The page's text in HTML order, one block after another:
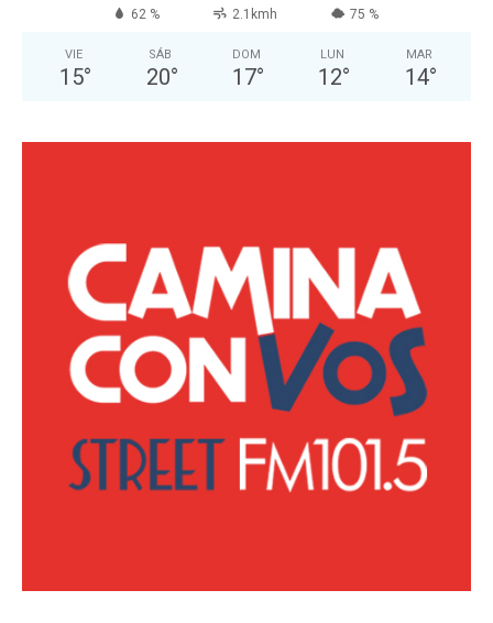
62 % 2.1kmh 75 %
VIE
15°
SÁB
20°
DOM
17°
LUN
12°
MAR
14°